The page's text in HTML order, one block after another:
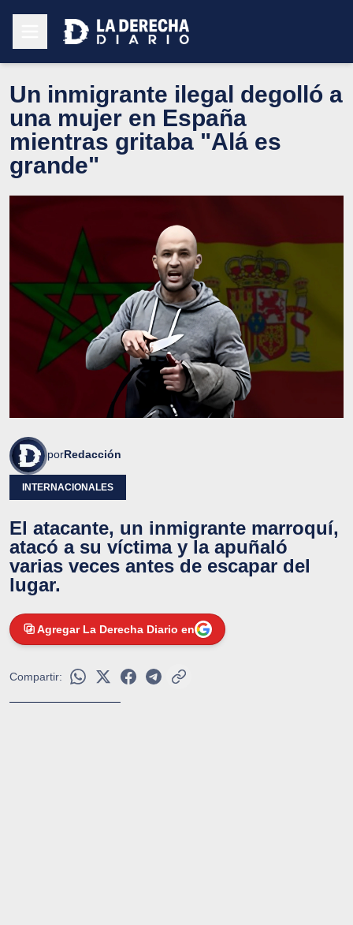
Un inmigrante ilegal degolló a
una mujer en España
mientras gritaba "Alá es
grande"
porRedacción
INTERNACIONALES
El atacante, un inmigrante marroquí,
atacó a su víctima y la apuñaló
varias veces antes de escapar del
lugar.
Agregar La Derecha Diario en
Compartir: